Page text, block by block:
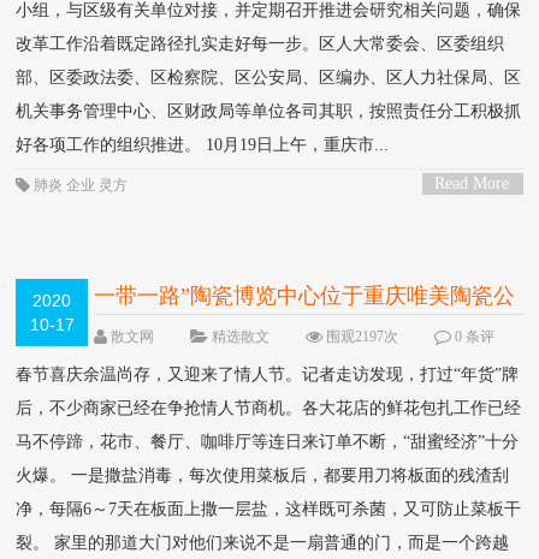
小组，与区级有关单位对接，并定期召开推进会研究相关问题，确保
改革工作沿着既定路径扎实走好每一步。区人大常委会、区委组织
部、区委政法委、区检察院、区公安局、区编办、区人力社保局、区
机关事务管理中心、区财政局等单位各司其职，按照责任分工积极抓
好各项工作的组织推进。 10月19日上午，重庆市...
Read More
肺炎 企业 灵方
2020
10-17
一带一路”陶瓷博览中心位于重庆唯美陶瓷公
司产品展览展
散文网 精选散文 围观2197次
0 条评
春节喜庆余温尚存，又迎来了情人节。记者走访发现，打过“年货”牌
后，不少商家已经在争抢情人节商机。各大花店的鲜花包扎工作已经
马不停蹄，花市、餐厅、咖啡厅等连日来订单不断，“甜蜜经济”十分
火爆。 一是撒盐消毒，每次使用菜板后，都要用刀将板面的残渣刮
净，每隔6～7天在板面上撒一层盐，这样既可杀菌，又可防止菜板干
裂。 家里的那道大门对他们来说不是一扇普通的门，而是一个跨越